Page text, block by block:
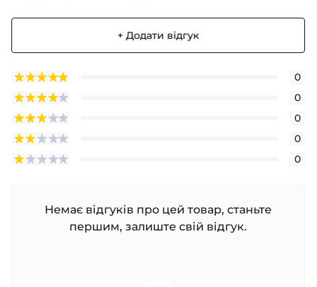
+ Додати відгук
0
0
0
0
0
Немає відгуків про цей товар, станьте
першим, залиште свій відгук.